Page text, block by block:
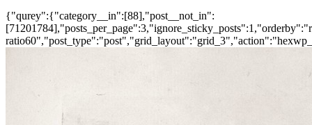
{"qurey":{"category__in":[88],"post__not_in":